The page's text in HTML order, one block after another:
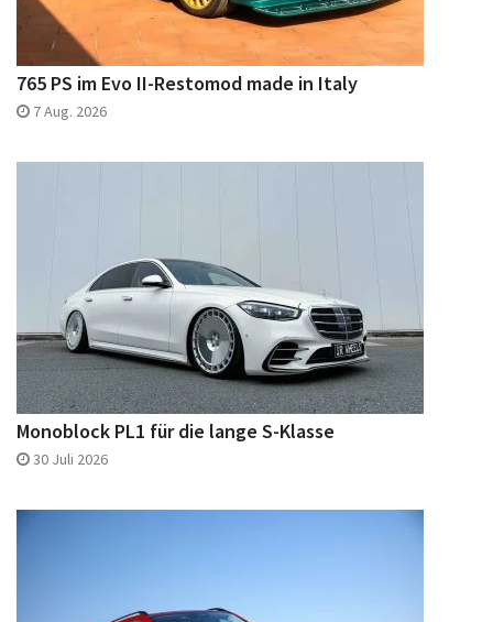
765 PS im Evo II-Restomod made in Italy
7 Aug. 2026
Monoblock PL1 für die lange S-Klasse
30 Juli 2026